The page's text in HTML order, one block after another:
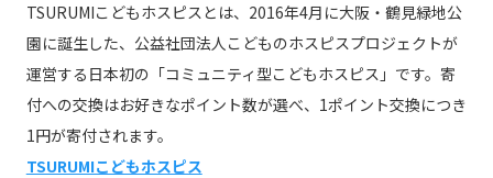
TSURUMIこどもホスピスとは、2016年4月に大阪・鶴見緑地公
園に誕生した、公益社団法人こどものホスピスプロジェクトが
運営する日本初の「コミュニティ型こどもホスピス」です。寄
付への交換はお好きなポイント数が選べ、1ポイント交換につき
1円が寄付されます。
TSURUMIこどもホスピス